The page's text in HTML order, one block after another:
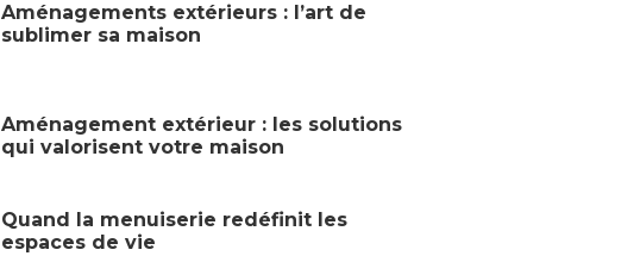
Aménagements extérieurs : l’art de
sublimer sa maison
Aménagement extérieur : les solutions
qui valorisent votre maison
Quand la menuiserie redéfinit les
espaces de vie